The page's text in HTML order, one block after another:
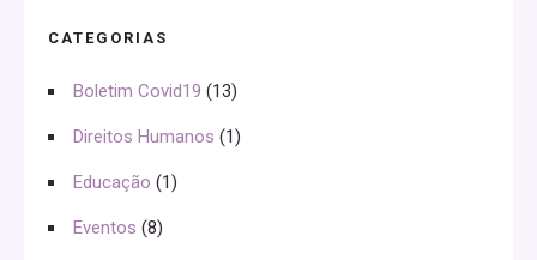
CATEGORIAS
Boletim Covid19 (13)
Direitos Humanos (1)
Educação (1)
Eventos (8)